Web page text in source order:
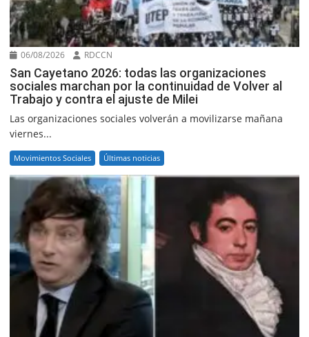
06/08/2026 RDCCN
San Cayetano 2026: todas las organizaciones
sociales marchan por la continuidad de Volver al
Trabajo y contra el ajuste de Milei
Las organizaciones sociales volverán a movilizarse mañana
viernes...
Movimientos Sociales Últimas noticias